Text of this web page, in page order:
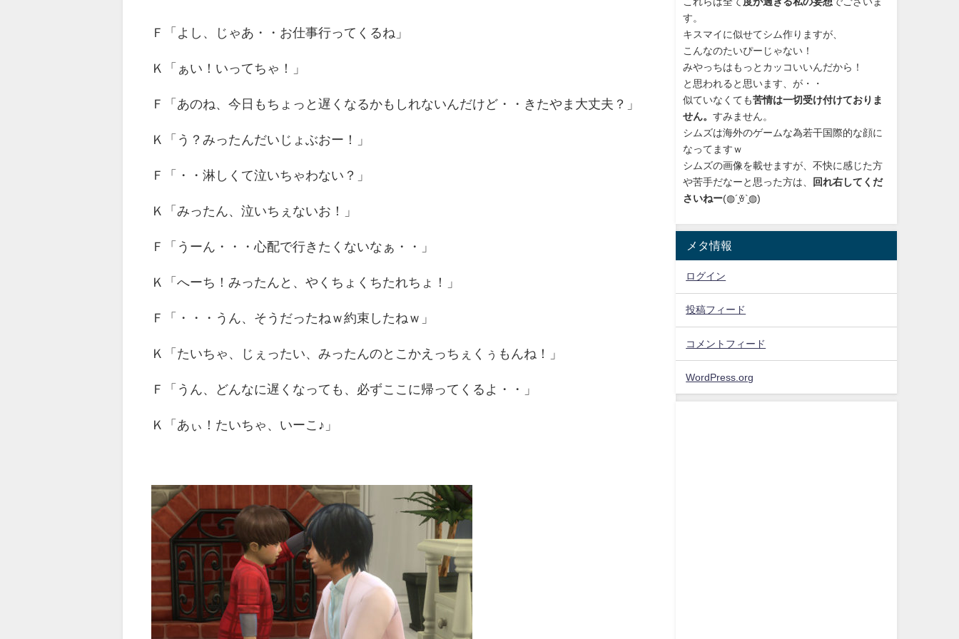
Ｆ「よし、じゃあ・・お仕事行ってくるね」
Ｋ「ぁい！いってちゃ！」
Ｆ「あのね、今日もちょっと遅くなるかもしれないんだけど・・きたやま大丈夫？」
Ｋ「う？みったんだいじょぶおー！」
Ｆ「・・淋しくて泣いちゃわない？」
Ｋ「みったん、泣いちぇないお！」
Ｆ「うーん・・・心配で行きたくないなぁ・・」
Ｋ「へーち！みったんと、やくちょくちたれちょ！」
Ｆ「・・・うん、そうだったねｗ約束したねｗ」
Ｋ「たいちゃ、じぇったい、みったんのとこかえっちぇくぅもんね！」
Ｆ「うん、どんなに遅くなっても、必ずここに帰ってくるよ・・」
Ｋ「あぃ！たいちゃ、いーこ♪」
す。
キスマイに似せてシム作りますが、
こんなのたいぴーじゃない！
みやっちはもっとカッコいいんだから！
と思われると思います、が・・
似ていなくても苦情は一切受け付けておりま
せん。 すみません。
シムズは海外のゲームな為若干国際的な顔に
なってますｗ
シムズの画像を載せますが、不快に感じた方
や苦手だなーと思った方は、 回れ右してくだ
さいねー(◍´͈ꈊ`͈◍)
メタ情報
ログイン
投稿フィード
コメントフィード
WordPress.org